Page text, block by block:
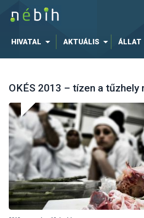
HIVATAL AKTUÁLIS ÁLLAT
OKÉS 2013 – tízen a tűzhely